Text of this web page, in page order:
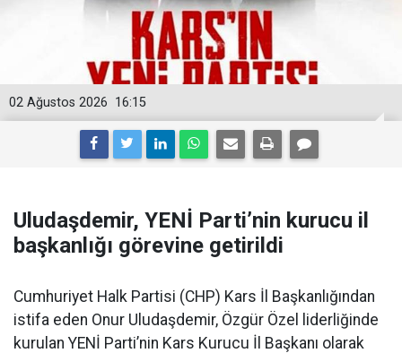
16:15
02 Ağustos 2026
Uludaşdemir, YENİ Parti’nin kurucu il
başkanlığı görevine getirildi
Cumhuriyet Halk Partisi (CHP) Kars İl Başkanlığından
istifa eden Onur Uludaşdemir, Özgür Özel liderliğinde
kurulan YENİ Parti’nin Kars Kurucu İl Başkanı olarak